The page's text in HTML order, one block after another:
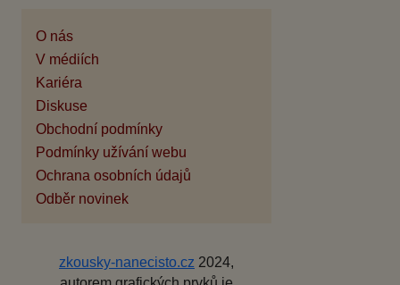
O nás
V médiích
Kariéra
Diskuse
Obchodní podmínky
Podmínky užívání webu
Ochrana osobních údajů
Odběr novinek
zkousky-nanecisto.cz 2024,